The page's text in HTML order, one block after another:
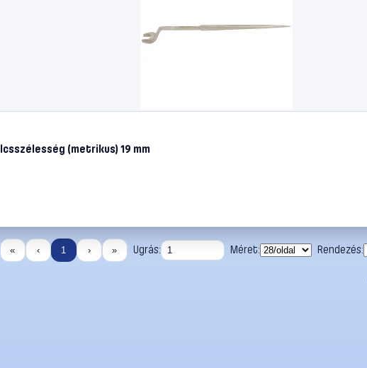
(metrikus) 19 mm
« ‹ 1 › » Ugrás: Méret: Rendezés: